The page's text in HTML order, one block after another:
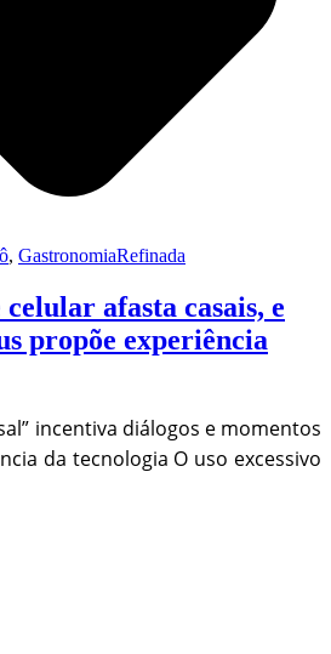
, GastronomiaRefinada
celular afasta casais, e
propõe experiência
incentiva diálogos e momentos
da tecnologia O uso excessivo